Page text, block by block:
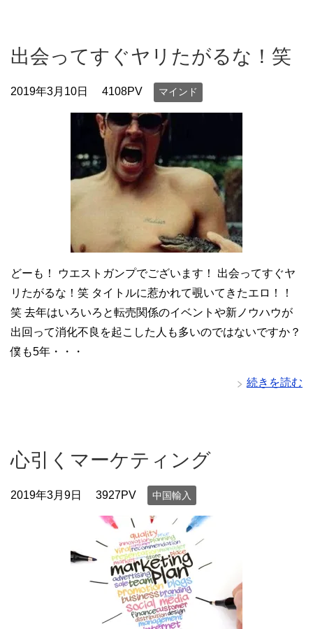
出会ってすぐヤリたがるな！笑
2019年3月10日 4108PV マインド
どーも！ ウエストガンプでございます！ 出会ってすぐヤ
リたがるな！笑 タイトルに惹かれて覗いてきたエロ！！
笑 去年はいろいろと転売関係のイベントや新ノウハウが
出回って消化不良を起こした人も多いのではないですか？
僕も5年・・・
続きを読む
心引くマーケティング
2019年3月9日 3927PV 中国輸入